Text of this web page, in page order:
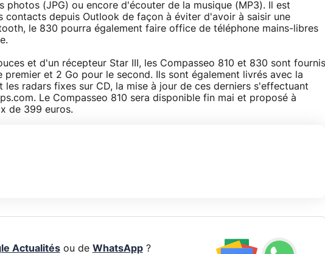
photos (JPG) ou encore d'écouter de la musique (MP3). Il est
contacts depuis Outlook de façon à éviter d'avoir à saisir une
le 830 pourra également faire office de téléphone mains-libres
et d'un récepteur Star III, les Compasseo 810 et 830 sont fournis
premier et 2 Go pour le second. Ils sont également livrés avec la
les radars fixes sur CD, la mise à jour de ces derniers s'effectuant
Le Compasseo 810 sera disponible fin mai et proposé à
de 399 euros.
Actualitésou de WhatsApp?